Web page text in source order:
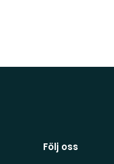
Följ oss